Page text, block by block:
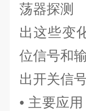
荡器探测
出这些变
位信号和
出开关信
• 主要应